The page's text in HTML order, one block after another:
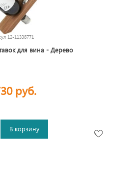
12-11338771
для вина - Дерево
руб.
В корзину